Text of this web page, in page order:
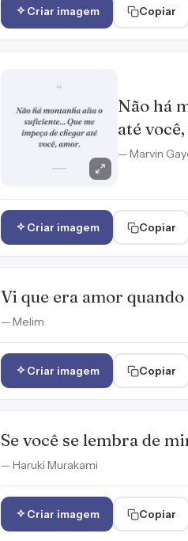
Criar imagem Copiar
Não há
até
— Marvin
Criar imagem Copiar
Vi que era amor
— Melim
Criar imagem Copiar
Se você se lembra de
— Haruki Murakami
Criar imagem Copiar